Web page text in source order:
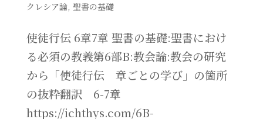
クレシア論, 聖書の基礎
使徒行伝 6章7章 聖書の基礎:聖書におけ
る必須の教義第6部B:教会論:教会の研究
から「使徒行伝 章ごとの学び」の箇所
の抜粋翻訳 6-7章
https://ichthys.com/6B-